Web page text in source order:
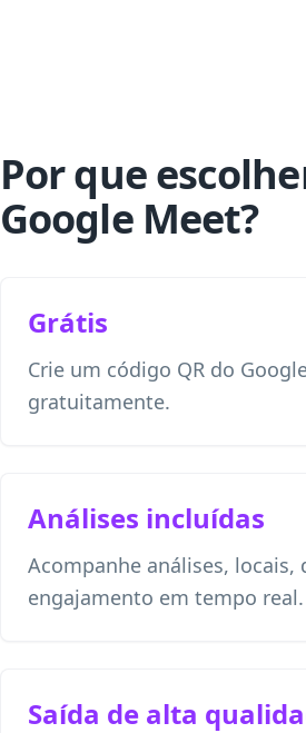
Por que
Google Meet?
Grátis
Crie um código QR do
gratuitamente.
Análises incluídas
Acompanhe análises, locais,
engajamento em tempo real.
Saída de alta